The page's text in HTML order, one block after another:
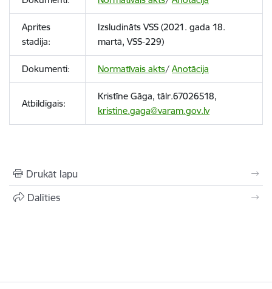
Aprites
stadija:
Izsludināts VSS (2021. gada 18.
martā, VSS-229)
Dokumenti: Normatīvais akts/ Anotācija
Atbildīgais:
Kristīne Gāga, tālr.67026518,
kristine.gaga@varam.gov.lv
Drukāt lapu
Dalīties